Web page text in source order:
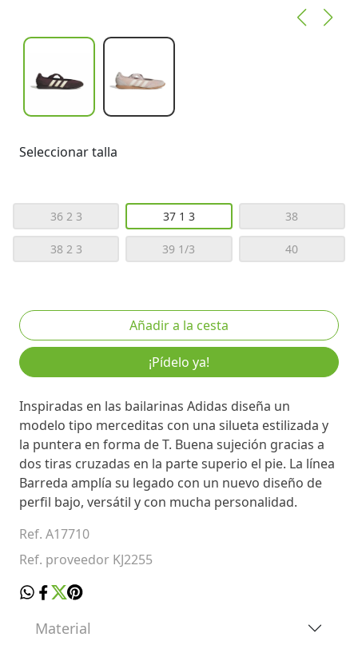
Seleccionar talla
36 2 3 37 1 3 38
38 2 3 39 1/3 40
¡Pídelo ya!
Inspiradas en las bailarinas Adidas diseña un
modelo tipo merceditas con una silueta estilizada y
la puntera en forma de T. Buena sujeción gracias a
dos tiras cruzadas en la parte superio el pie. La línea
Barreda amplía su legado con un nuevo diseño de
perfil bajo, versátil y con mucha personalidad.
Ref. A17710
Ref. proveedor KJ2255
Material